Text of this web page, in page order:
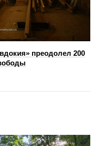
преодолел 200